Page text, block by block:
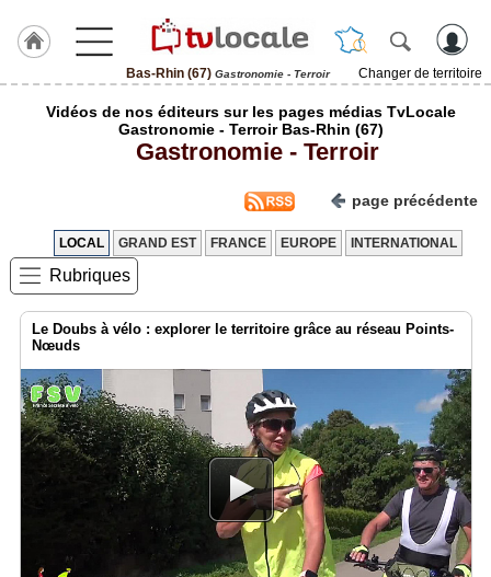
Bas-Rhin (67) Gastronomie - Terroir
Changer de territoire
J'adhère
TvLocale
France
Accueil
RUBRIQUES
Agenda
Gazette
Vidéos de nos éditeurs sur les pages médias TvLocale
Gastronomie - Terroir Bas-Rhin (67)
Gastronomie - Terroir
page précédente
LOCAL GRAND EST FRANCE EUROPE INTERNATIONAL
Rubriques
Le Doubs à vélo : explorer le territoire grâce au réseau Points-
Nœuds